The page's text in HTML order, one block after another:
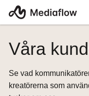
Våra
Se vad
kreatörerna som